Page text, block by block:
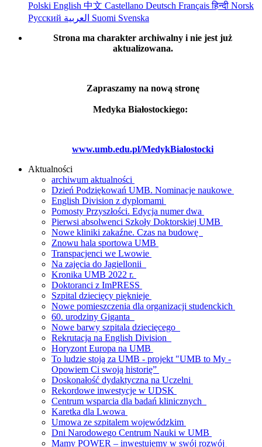
Polski English 中文 Castellano Deutsch Françaisहिन्दी Norsk
Русский
Suomi Svenska
Strona ma charakter archiwalny i nie jest już
aktualizowana.
Zapraszamy na nową stronę
Medyka Białostockiego:
www.umb.edu.pl/MedykBialostocki
Aktualności
archiwum aktualności
Dzień Podziękowań UMB. Nominacje naukowe
English Division z dyplomami
Pomosty Przyszłości. Edycja numer dwa
Pierwsi absolwenci Szkoły Doktorskiej UMB
Nowe kliniki zakaźne. Czas na budowę
Znowu hala sportowa UMB
Transpacjenci we Lwowie
Na zajęcia do Jagiellonii
Kronika UMB 2022 r.
Doktoranci z ImPRESS
Szpital dziecięcy pięknieje
Nowe pomieszczenia dla organizacji studenckich
60. urodziny Giganta
Nowe barwy szpitala dziecięcego
Rekrutacja na English Division
Horyzont Europa na UMB
To ludzie stoją za UMB - projekt "UMB to My -
Opowiem Ci swoją historię”
Doskonałość dydaktyczna na Uczelni
Rekordowe inwestycje w UDSK
Centrum wsparcia dla badań klinicznych
Karetka dla Lwowa
Umowa ze szpitalem wojewódzkim
Dni Narodowego Centrum Nauki w UMB
Mamy POWER – inwestujemy w swój rozwój